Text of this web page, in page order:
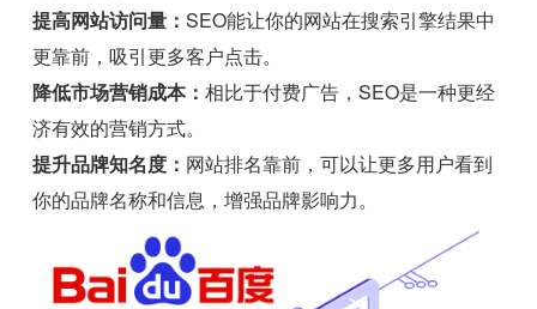
提高网站访问量：SEO能让你的网站在搜索引擎结果中
更靠前，吸引更多客户点击。
降低市场营销成本：相比于付费广告，SEO是一种更经
济有效的营销方式。
提升品牌知名度： 网站排名靠前，可以让更多用户看到
你的品牌名称和信息，增强品牌影响力。